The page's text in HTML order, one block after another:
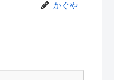
かぐや